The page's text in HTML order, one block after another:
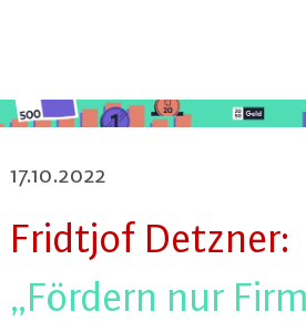
17.10.2022
Fridtjof Detzner:
„Fördern nur